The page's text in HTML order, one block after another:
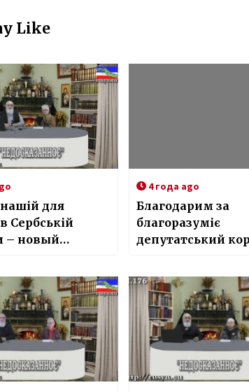
Like
для
Сербській
– новый
Сидор
4 года ago
Благодарим за
благоразуміє
депутатський